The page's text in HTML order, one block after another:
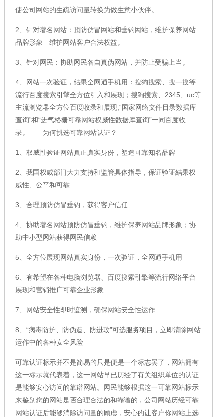
使公司网站的生疏访问量转换为做生意小伙伴。
2、针对著名网站：预防仿冒网站和垂钓网站，维护保养网站
品牌形象，维护网站客户合法权益。
3、针对网民：协助网民各自真伪网站，并防止受骗上当。
4、网站一次验证，結果全网通手机用：搜狗搜索、搜一搜等
流行百度搜索引擎全方位引入和展现；搜狗搜索、2345、uc等
主流浏览器全方位百度收录和展现,“国家网络文件目录数据库
查询”和“进气格栅可靠网站权威性数据库查询”一同百度收
录。 为何挑选可靠网站认证？
1、权威性验证网站真正真实身份，塑造可靠知名品牌
2、我国权威部门大力支持和监管具体指导，保证验证結果权
威性、公平和可靠
3、合理预防仿冒垂钓，获得客户信任
4、协助著名网站预防仿冒垂钓，维护保养网站品牌形象；协
助中小型网站获得网民信赖
5、全方位展现网站真实身份，一次验证，全网通手机用
6、有希望在各种电脑浏览器、百度搜索引擎等流行网络平台
展现和营销推广可靠企业形象
7、网站安全性即时监测，确保网站安全性运作
8、“病毒防护、防伪造、防进攻”可选服务项目，立即清除网站
运作中的各种安全风险
可靠认证标示并不是简易的只是便是一个标志罢了，网站拥有
这一标示就代表着，这一网站早已历经了有关组织单位的认证
是能够安心访问的靠谱网站。网民能够根据这一可靠网站标示
来鉴别您的网站是否合理合法的和靠谱的，公司网站历经可靠
网站认证后能够消除访问量的顾虑，安心的让客户你网站上选